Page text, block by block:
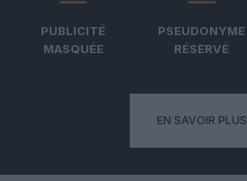
PUBLICITÉ
MASQUÉE
PSEUDONYME
RÉSERVÉ
EN SAVOIR PLUS